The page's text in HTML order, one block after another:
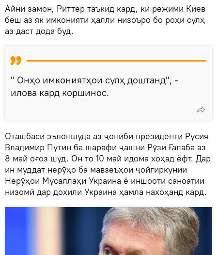
Айни замон, Риттер таъкид кард, ки режими Киев
беш аз як имконияти ҳалли низоъро бо роҳи сулҳ
аз даст дода буд.
" Онҳо имкониятҳои сулҳ доштанд", -
илова кард коршинос.
Оташбаси эълоншуда аз ҷониби президенти Русия
Владимир Путин ба шарафи ҷашни Рӯзи Ғалаба аз
8 май оғоз шуд. Он то 10 май идома хоҳад ёфт. Дар
ин муддат нерӯҳо ба мавзеъҳои ҷойгиркунии
Нерӯҳои Мусаллаҳи Украина ё иншооти саноатии
низомӣ дар дохили Украина ҳамла нахоҳанд кард.